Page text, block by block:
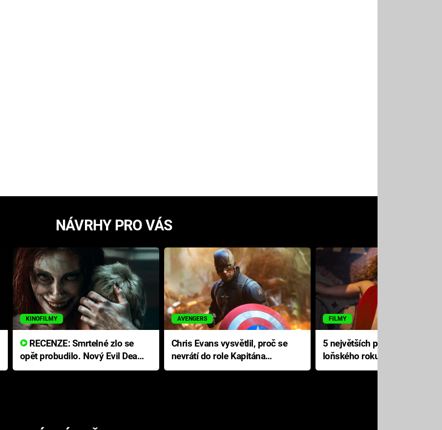
NÁVRHY PRO VÁS
KINOFILMY
RECENZE: Smrtelné zlo se
opět probudilo. Nový Evil Dead
přichází s neodolatelnou
AVENGERS
Chris Evans vysvětlil, proč se
nevrátí do role Kapitána
Ameriky
FILMY
5 největších propadáků
loňského roku: Disney na
jediné katastrofě prodělal 200